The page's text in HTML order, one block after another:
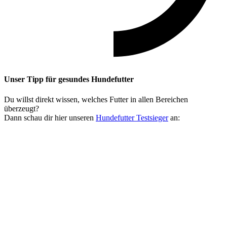
Unser Tipp für gesundes Hundefutter
Du willst direkt wissen, welches Futter in allen Bereichen
überzeugt?
Dann schau dir hier unseren Hundefutter Testsiegeran: